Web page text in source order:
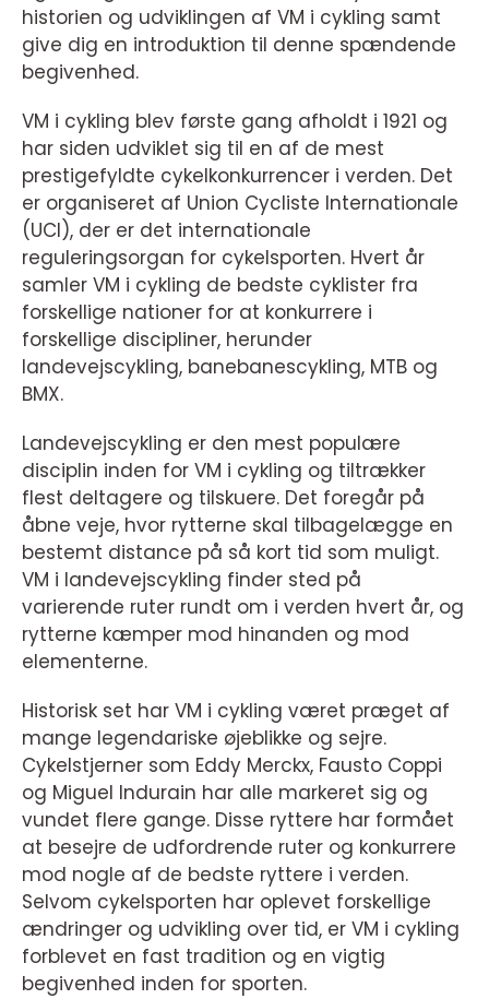
historien og udviklingen af VM i cykling samt
give dig en introduktion til denne spændende
begivenhed.
VM i cykling blev første gang afholdt i 1921 og
har siden udviklet sig til en af de mest
prestigefyldte cykelkonkurrencer i verden. Det
er organiseret af Union Cycliste Internationale
(UCI), der er det internationale
reguleringsorgan for cykelsporten. Hvert år
samler VM i cykling de bedste cyklister fra
forskellige nationer for at konkurrere i
forskellige discipliner, herunder
landevejscykling, banebanescykling, MTB og
BMX.
Landevejscykling er den mest populære
disciplin inden for VM i cykling og tiltrækker
flest deltagere og tilskuere. Det foregår på
åbne veje, hvor rytterne skal tilbagelægge en
bestemt distance på så kort tid som muligt.
VM i landevejscykling finder sted på
varierende ruter rundt om i verden hvert år, og
rytterne kæmper mod hinanden og mod
elementerne.
Historisk set har VM i cykling været præget af
mange legendariske øjeblikke og sejre.
Cykelstjerner som Eddy Merckx, Fausto Coppi
og Miguel Indurain har alle markeret sig og
vundet flere gange. Disse ryttere har formået
at besejre de udfordrende ruter og konkurrere
mod nogle af de bedste ryttere i verden.
Selvom cykelsporten har oplevet forskellige
ændringer og udvikling over tid, er VM i cykling
forblevet en fast tradition og en vigtig
begivenhed inden for sporten.